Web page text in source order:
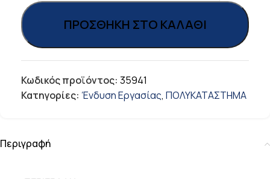
ΠΡΟΣΘΉΚΗ ΣΤΟ ΚΑΛΆΘΙ
Κωδικός προϊόντος: 35941
Κατηγορίες: Ένδυση Εργασίας, ΠΟΛΥΚΑΤΑΣΤΗΜΑ
Περιγραφή